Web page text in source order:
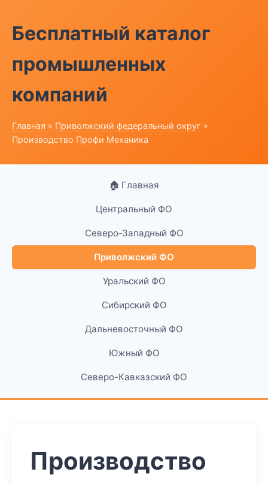
Бесплатный каталог
промышленных
компаний
Главная » Приволжский федеральный округ »
Производство Профи Механика
🏠 Главная
Центральный ФО
Северо-Западный ФО
Приволжский ФО
Уральский ФО
Сибирский ФО
Дальневосточный ФО
Южный ФО
Северо-Кавказский ФО
Производство